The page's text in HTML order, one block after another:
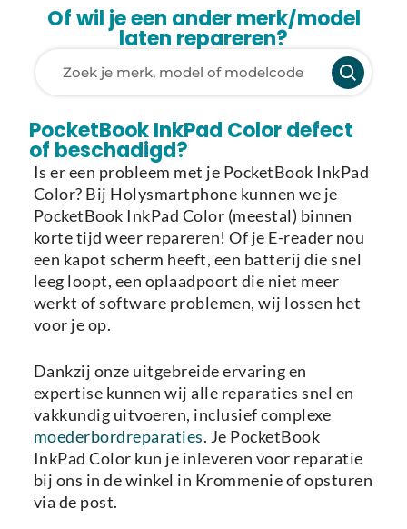
Of wil je een ander merk/model
laten repareren?
PocketBook InkPad Color defect
of beschadigd?
Is er een probleem met je PocketBook InkPad
Color? Bij Holysmartphone kunnen we je
PocketBook InkPad Color (meestal) binnen
korte tijd weer repareren! Of je E-reader nou
een kapot scherm heeft, een batterij die snel
leeg loopt, een oplaadpoort die niet meer
werkt of software problemen, wij lossen het
voor je op.
Dankzij onze uitgebreide ervaring en
expertise kunnen wij alle reparaties snel en
vakkundig uitvoeren, inclusief complexe
moederbordreparaties. Je PocketBook
InkPad Color kun je inleveren voor reparatie
bij ons in de winkel in Krommenie of opsturen
via de post.